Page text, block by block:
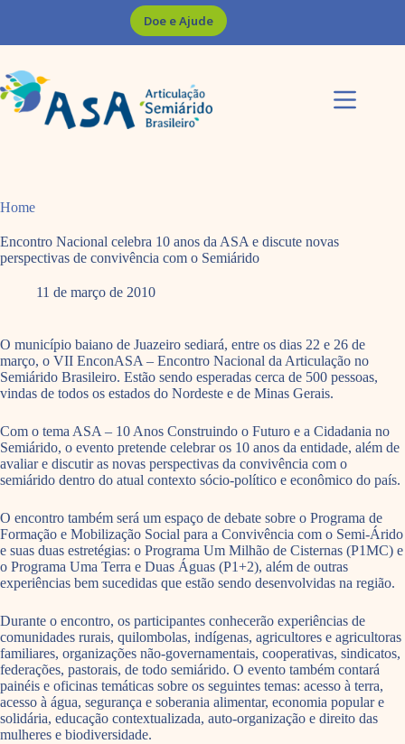
Doe e Ajude
Home
Encontro Nacional celebra 10 anos da ASA e discute novas
perspectivas de convivência com o Semiárido
11 de março de 2010
O município baiano de Juazeiro sediará, entre os dias 22 e 26 de
março, o VII EnconASA – Encontro Nacional da Articulação no
Semiárido Brasileiro. Estão sendo esperadas cerca de 500 pessoas,
vindas de todos os estados do Nordeste e de Minas Gerais.
Com o tema ASA – 10 Anos Construindo o Futuro e a Cidadania no
Semiárido, o evento pretende celebrar os 10 anos da entidade, além de
avaliar e discutir as novas perspectivas da convivência com o
semiárido dentro do atual contexto sócio-político e econômico do país.
O encontro também será um espaço de debate sobre o Programa de
Formação e Mobilização Social para a Convivência com o Semi-Árido
e suas duas estretégias: o Programa Um Milhão de Cisternas (P1MC) e
o Programa Uma Terra e Duas Águas (P1+2), além de outras
experiências bem sucedidas que estão sendo desenvolvidas na região.
Durante o encontro, os participantes conhecerão experiências de
comunidades rurais, quilombolas, indígenas, agricultores e agricultoras
familiares, organizações não-governamentais, cooperativas, sindicatos,
federações, pastorais, de todo semiárido. O evento também contará
painéis e oficinas temáticas sobre os seguintes temas: acesso à terra,
acesso à água, segurança e soberania alimentar, economia popular e
solidária, educação contextualizada, auto-organização e direito das
mulheres e biodiversidade.